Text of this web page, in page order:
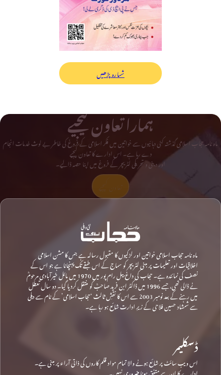
شمارہ پڑھیں
ہمارا تعاون کیجیے
ماہ نامہ حجاب اسلامی گذشتہ کئی دہائیوں سے خواتین میں فکر اسلامی کے فروغ کی خاطر بے لوث خدمات انجام
دے رہا ہے۔ اس ادارے کا تعاون کیجیے
اور دینی و تحریکی لٹریچر کے فروغ میں اپنا حصہ ڈالیے۔
ماہ نامہ حجاب اسلامی خواتین اور لڑکیوں کا مقبول رسالہ ہے جس کا مشن اسلامی
اخلاقیات اور تعلیمات پر مبنی لٹریچر کو سماج کے اس طبقے تک پہنچانا ہے جو اس کے
نصف کی نمائندہ ہے۔ حجاب کی داغ بیل رام پور میں 1970 میں مائل خیرآبادی مرحومؒ
نے ڈالی تھی، جسے 1996 میں ڈاکٹر ابن فرید صاحبؒ کو منتقل کردیا گیا۔ دو سال تعطل
میں رہنے کے بعد نومبر 2003 سے اس کا نقشِ ثالث ‘حجاب اسلامی’ کے نام سے دہلی
سے شمشاد حسین فلاحی کے زیرِ ادارت شائع ہو رہا ہے۔
ڈسکلیمر
اس ویب سائٹ پر شائع ہونے والا تمام مواد قلم کاروں کی ذاتی آراء پر مبنی ہے۔
ادارے کا ان سے متفق ہونا ضروری نہیں۔